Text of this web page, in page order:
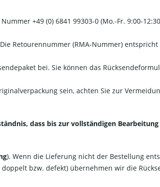
+49 (0) 6841 99303-0 (Mo.-Fr. 9:00-
Retourennummer (RMA-Nummer)
bei. Sie können das
sein, achten Sie zur
dass bis zur vollständigen
). Wenn die Lieferung nicht der Bestellung
bzw. defekt) übernehmen wir die